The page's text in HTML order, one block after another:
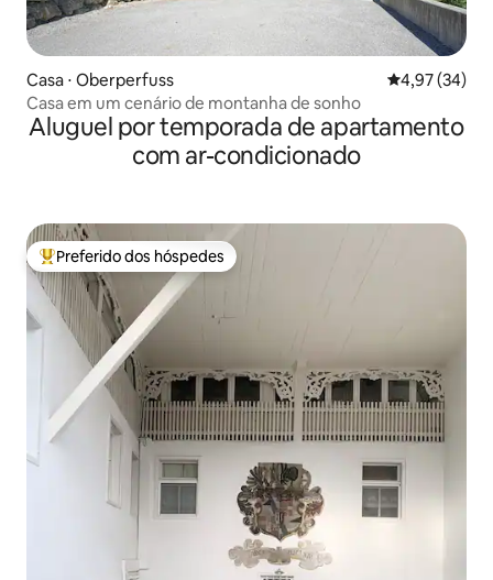
Casa ⋅ Oberperfuss 4,97 de uma
4,97 (34)
Casa em um cenário de montanha de sonho
Aluguel por temporada de apartamento
com ar-condicionado
Entre os melhores preferidos dos hóspedes
Preferido dos hóspedes